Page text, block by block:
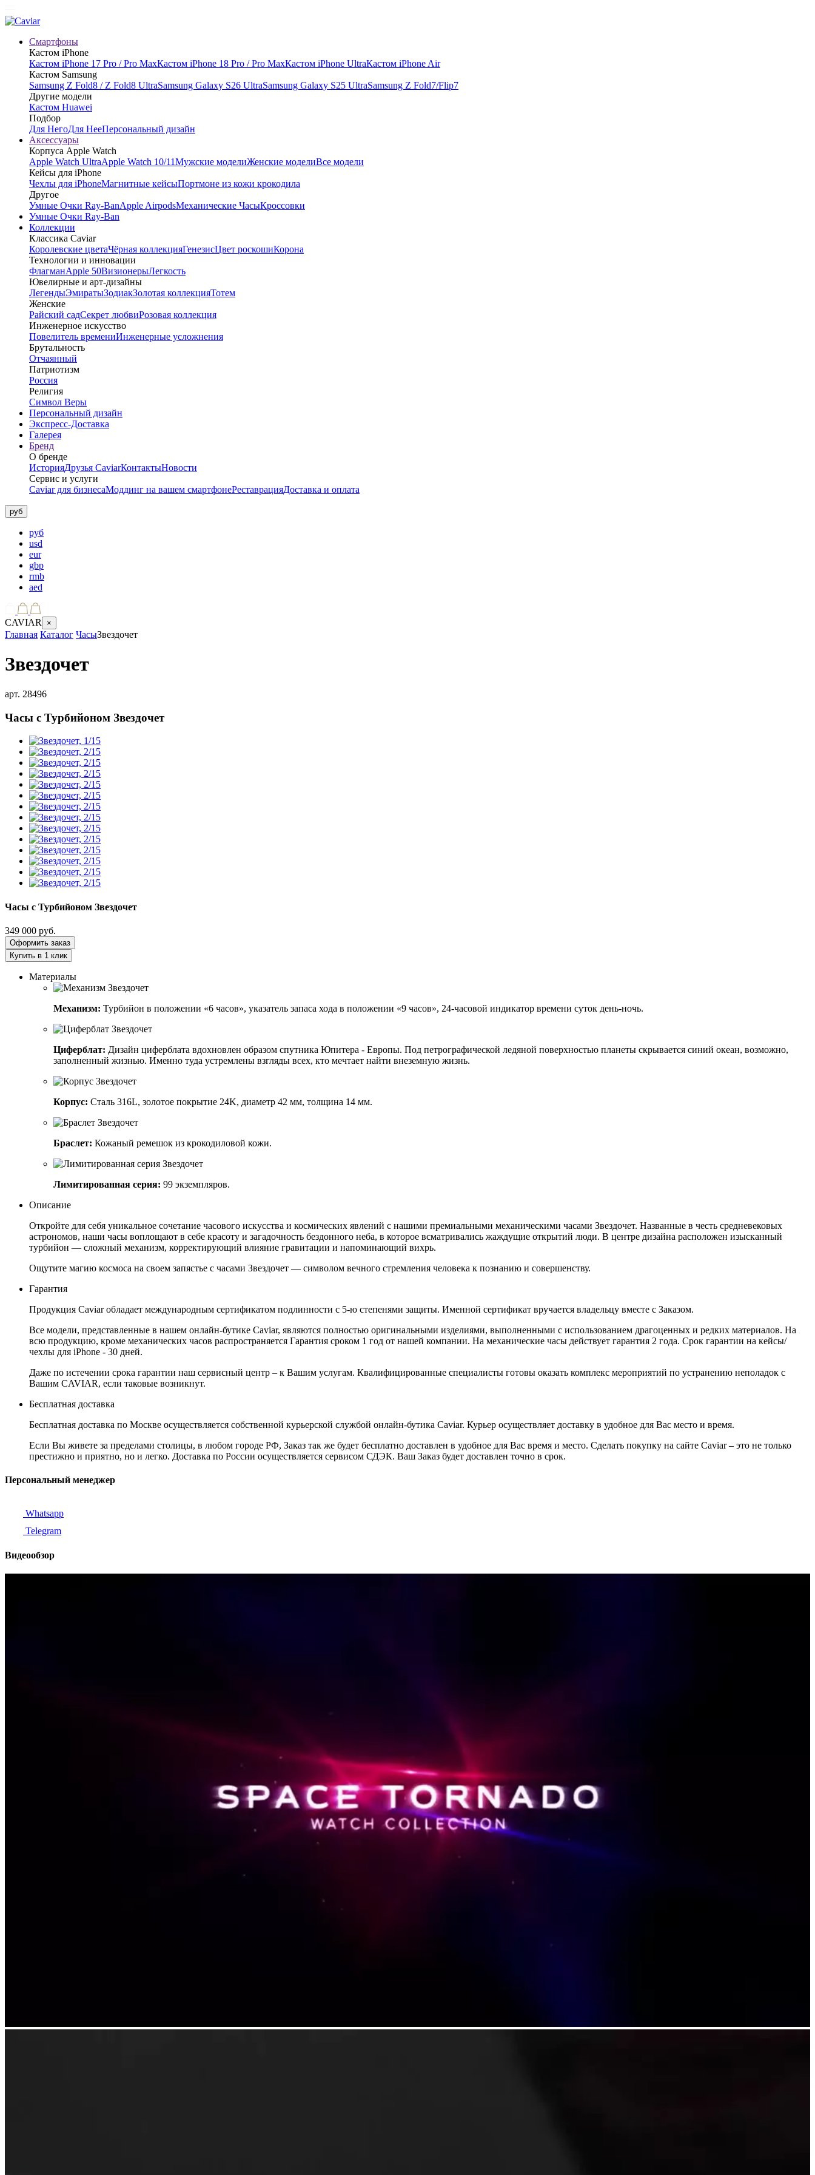
Смартфоны
Кастом iPhone
Кастом iPhone 17 Pro / Pro MaxКастом iPhone 18 Pro / Pro MaxКастом iPhone UltraКастом iPhone Air
Кастом Samsung
Samsung Z Fold8 / Z Fold8 UltraSamsung Galaxy S26 UltraSamsung Galaxy S25 UltraSamsung Z Fold7/Flip7
Другие модели
Кастом Huawei
Подбор
Для НегоДля НееПерсональный дизайн
Аксессуары
Корпуса Apple Watch
Apple Watch UltraApple Watch 10/11Мужские моделиЖенские моделиВсе модели
Кейсы для iPhone
Чехлы для iPhoneМагнитные кейсыПортмоне из кожи крокодила
Другое
Умные Очки Ray-BanApple AirpodsМеханические ЧасыКроссовки
Умные Очки Ray-Ban
Коллекции
Классика Caviar
Королевские цветаЧёрная коллекцияГенезисЦвет роскошиКорона
Технологии и инновации
ФлагманApple 50ВизионерыЛегкость
Ювелирные и арт-дизайны
ЛегендыЭмиратыЗодиакЗолотая коллекцияТотем
Женские
Райский садСекрет любвиРозовая коллекция
Инженерное искусство
Повелитель времениИнженерные усложнения
Брутальность
Отчаянный
Патриотизм
Россия
Религия
Символ Веры
Персональный дизайн
Экспресс-Доставка
Галерея
Бренд
О бренде
ИсторияДрузья CaviarКонтактыНовости
Сервис и услуги
Caviar для бизнесаМоддинг на вашем смартфонеРеставрацияДоставка и оплата
руб
руб
usd
eur
gbp
rmb
aed
CAVIAR ×
Главная Каталог ЧасыЗвездочет
Звездочет
арт. 28496
Часы с Турбийоном Звездочет
Часы с Турбийоном Звездочет
349 000 руб.
Оформить заказ
Купить в 1 клик
Материалы
Механизм: Турбийон в положении «6 часов», указатель запаса хода в положении «9 часов», 24-часовой индикатор времени суток день-ночь.
Циферблат: Дизайн циферблата вдохновлен образом спутника Юпитера - Европы. Под петрографической ледяной поверхностью планеты скрывается синий океан, возможно,
заполненный жизнью. Именно туда устремлены взгляды всех, кто мечтает найти внеземную жизнь.
Корпус: Сталь 316L, золотое покрытие 24K, диаметр 42 мм, толщина 14 мм.
Браслет: Кожаный ремешок из крокодиловой кожи.
Лимитированная серия: 99 экземпляров.
Описание
Откройте для себя уникальное сочетание часового искусства и космических явлений с нашими премиальными механическими часами Звездочет. Названные в честь средневековых
астрономов, наши часы воплощают в себе красоту и загадочность бездонного неба, в которое всматривались жаждущие открытий люди. В центре дизайна расположен изысканный
турбийон — сложный механизм, корректирующий влияние гравитации и напоминающий вихрь.
Ощутите магию космоса на своем запястье с часами Звездочет — символом вечного стремления человека к познанию и совершенству.
Гарантия
Продукция Caviar обладает международным сертификатом подлинности с 5-ю степенями защиты. Именной сертификат вручается владельцу вместе с Заказом.
Все модели, представленные в нашем онлайн-бутике Caviar, являются полностью оригинальными изделиями, выполненными с использованием драгоценных и редких материалов. На
всю продукцию, кроме механических часов распространяется Гарантия сроком 1 год от нашей компании. На механические часы действует гарантия 2 года. Срок гарантии на кейсы/
чехлы для iPhone - 30 дней.
Даже по истечении срока гарантии наш сервисный центр – к Вашим услугам. Квалифицированные специалисты готовы оказать комплекс мероприятий по устранению неполадок с
Вашим CAVIAR, если таковые возникнут.
Бесплатная доставка
Бесплатная доставка по Москве осуществляется собственной курьерской службой онлайн-бутика Caviar. Курьер осуществляет доставку в удобное для Вас место и время.
Если Вы живете за пределами столицы, в любом городе РФ, Заказ так же будет бесплатно доставлен в удобное для Вас время и место. Сделать покупку на сайте Caviar – это не только
престижно и приятно, но и легко. Доставка по России осуществляется сервисом СДЭК. Ваш Заказ будет доставлен точно в срок.
Персональный менеджер
Whatsapp
Telegram
Видеообзор